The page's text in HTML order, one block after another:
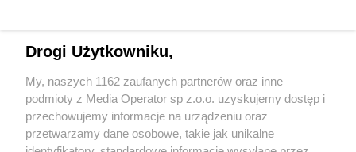
Wydawca mediów lokalnych
Drogi Użytkowniku,
My, naszych 1162 zaufanych partnerów oraz inne
podmioty z Media Operator sp z.o.o. uzyskujemy dostęp i
przechowujemy informacje na urządzeniu oraz
przetwarzamy dane osobowe, takie jak unikalne